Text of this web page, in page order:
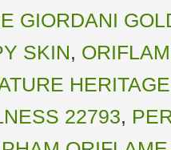
GIORDANI
SKIN,
HERITAGE
22793,